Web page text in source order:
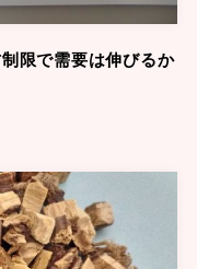
限で需要は伸びるか